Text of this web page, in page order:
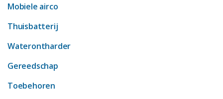
Mobiele airco
Thuisbatterij
Waterontharder
Gereedschap
Toebehoren